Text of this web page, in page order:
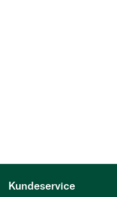
Kundeservice